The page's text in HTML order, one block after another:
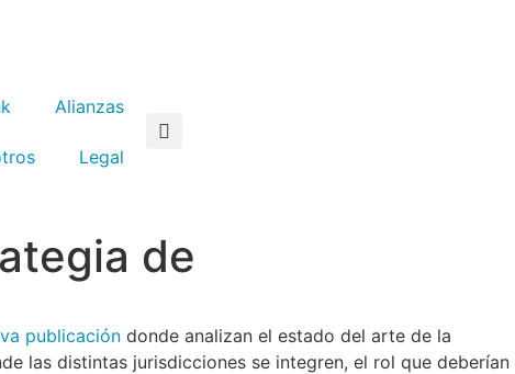
Alianzas
Legal
de
publicación donde analizan el estado del arte de la
las distintas jurisdicciones se integren, el rol que deberían